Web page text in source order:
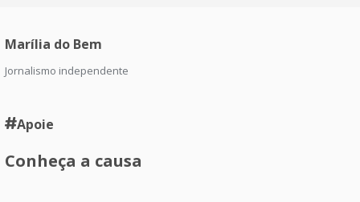
Marília do Bem
Jornalismo independente
Apoie
Conheça a causa